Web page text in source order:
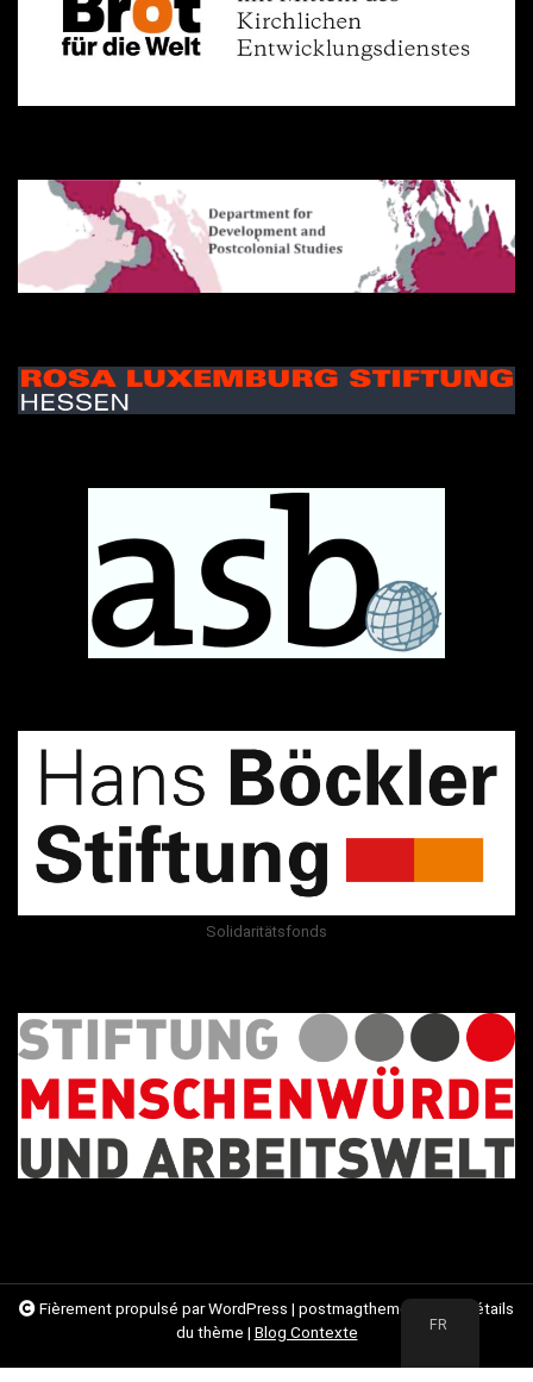
Solidaritätsfonds
Fièrement propulsé par WordPress | postmagthemes.com
Détails
du thème | Blog Contexte FR